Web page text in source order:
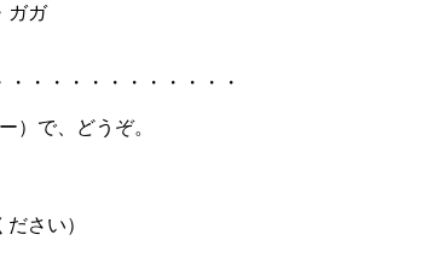
ガガ
・・・・・・・・・・・
）で、どうぞ。
さい）